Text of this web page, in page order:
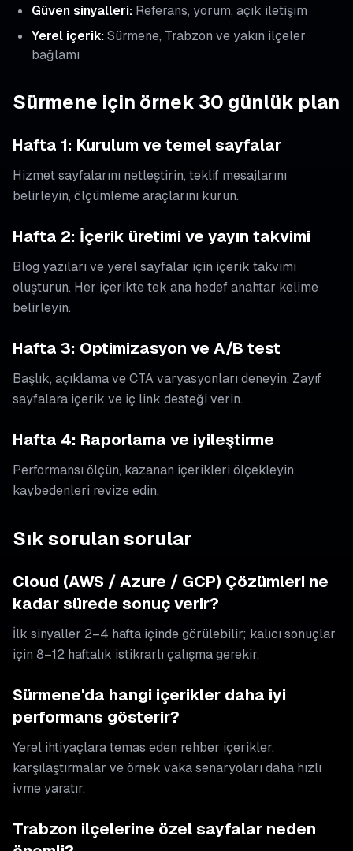
Güven sinyalleri: Referans, yorum, açık iletişim
Yerel içerik:Sürmene, Trabzon ve yakın ilçeler
bağlamı
Sürmene için örnek 30 günlük plan
Hafta 1: Kurulum ve temel sayfalar
Hizmet sayfalarını netleştirin, teklif mesajlarını
belirleyin, ölçümleme araçlarını kurun.
Hafta 2: İçerik üretimi ve yayın takvimi
Blog yazıları ve yerel sayfalar için içerik takvimi
oluşturun. Her içerikte tek ana hedef anahtar kelime
belirleyin.
Hafta 3: Optimizasyon ve A/B test
Başlık, açıklama ve CTA varyasyonları deneyin. Zayıf
sayfalara içerik ve iç link desteği verin.
Hafta 4: Raporlama ve iyileştirme
Performansı ölçün, kazanan içerikleri ölçekleyin,
kaybedenleri revize edin.
Sık sorulan sorular
Cloud (AWS / Azure / GCP) Çözümleri ne
kadar sürede sonuç verir?
İlk sinyaller 2–4 hafta içinde görülebilir; kalıcı sonuçlar
için 8–12 haftalık istikrarlı çalışma gerekir.
Sürmene'da hangi içerikler daha iyi
performans gösterir?
Yerel ihtiyaçlara temas eden rehber içerikler,
karşılaştırmalar ve örnek vaka senaryoları daha hızlı
ivme yaratır.
Trabzon ilçelerine özel sayfalar neden